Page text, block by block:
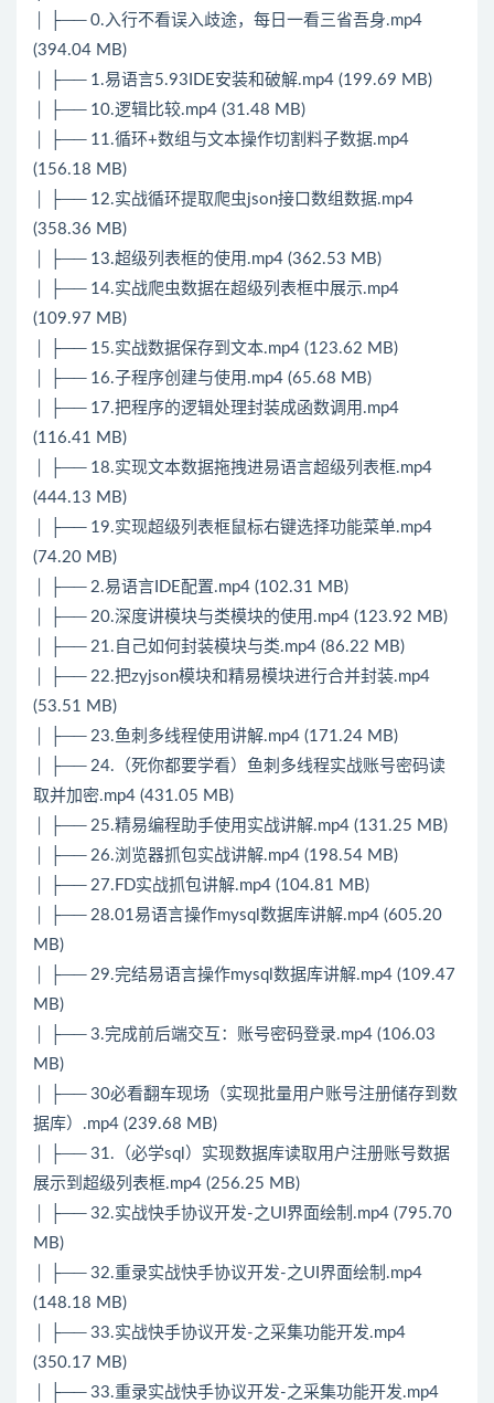
│ ├── 0.入行不看误入歧途，每日一看三省吾身.mp4
(394.04 MB)
│ ├── 1.易语言5.93IDE安装和破解.mp4 (199.69 MB)
│ ├── 10.逻辑比较.mp4 (31.48 MB)
│ ├── 11.循环+数组与文本操作切割料子数据.mp4
(156.18 MB)
│ ├── 12.实战循环提取爬虫json接口数组数据.mp4
(358.36 MB)
│ ├── 13.超级列表框的使用.mp4 (362.53 MB)
│ ├── 14.实战爬虫数据在超级列表框中展示.mp4
(109.97 MB)
│ ├── 15.实战数据保存到文本.mp4 (123.62 MB)
│ ├── 16.子程序创建与使用.mp4 (65.68 MB)
│ ├── 17.把程序的逻辑处理封装成函数调用.mp4
(116.41 MB)
│ ├── 18.实现文本数据拖拽进易语言超级列表框.mp4
(444.13 MB)
│ ├── 19.实现超级列表框鼠标右键选择功能菜单.mp4
(74.20 MB)
│ ├── 2.易语言IDE配置.mp4 (102.31 MB)
│ ├── 20.深度讲模块与类模块的使用.mp4 (123.92 MB)
│ ├── 21.自己如何封装模块与类.mp4 (86.22 MB)
│ ├── 22.把zyjson模块和精易模块进行合并封装.mp4
(53.51 MB)
│ ├── 23.鱼刺多线程使用讲解.mp4 (171.24 MB)
│ ├── 24.（死你都要学看）鱼刺多线程实战账号密码读
取并加密.mp4 (431.05 MB)
│ ├── 25.精易编程助手使用实战讲解.mp4 (131.25 MB)
│ ├── 26.浏览器抓包实战讲解.mp4 (198.54 MB)
│ ├── 27.FD实战抓包讲解.mp4 (104.81 MB)
│ ├── 28.01易语言操作mysql数据库讲解.mp4 (605.20
MB)
│ ├── 29.完结易语言操作mysql数据库讲解.mp4 (109.47
MB)
│ ├── 3.完成前后端交互：账号密码登录.mp4 (106.03
MB)
│ ├── 30必看翻车现场（实现批量用户账号注册储存到数
据库）.mp4 (239.68 MB)
│ ├── 31.（必学sql）实现数据库读取用户注册账号数据
展示到超级列表框.mp4 (256.25 MB)
│ ├── 32.实战快手协议开发-之UI界面绘制.mp4 (795.70
MB)
│ ├── 32.重录实战快手协议开发-之UI界面绘制.mp4
(148.18 MB)
│ ├── 33.实战快手协议开发-之采集功能开发.mp4
(350.17 MB)
│ ├── 33.重录实战快手协议开发-之采集功能开发.mp4